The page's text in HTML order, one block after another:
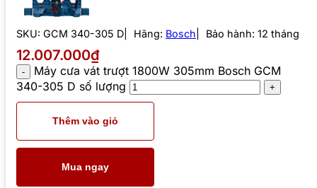
SKU: GCM 340-305 D Hãng: Bosch Bảo hành: 12 tháng
12.007.000₫
Máy cưa vát trượt 1800W 305mm Bosch GCM
340-305 D số lượng
Thêm vào giỏ
Mua ngay